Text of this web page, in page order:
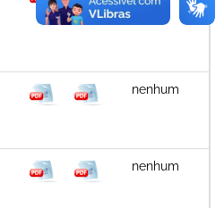
nenhum
nenhum